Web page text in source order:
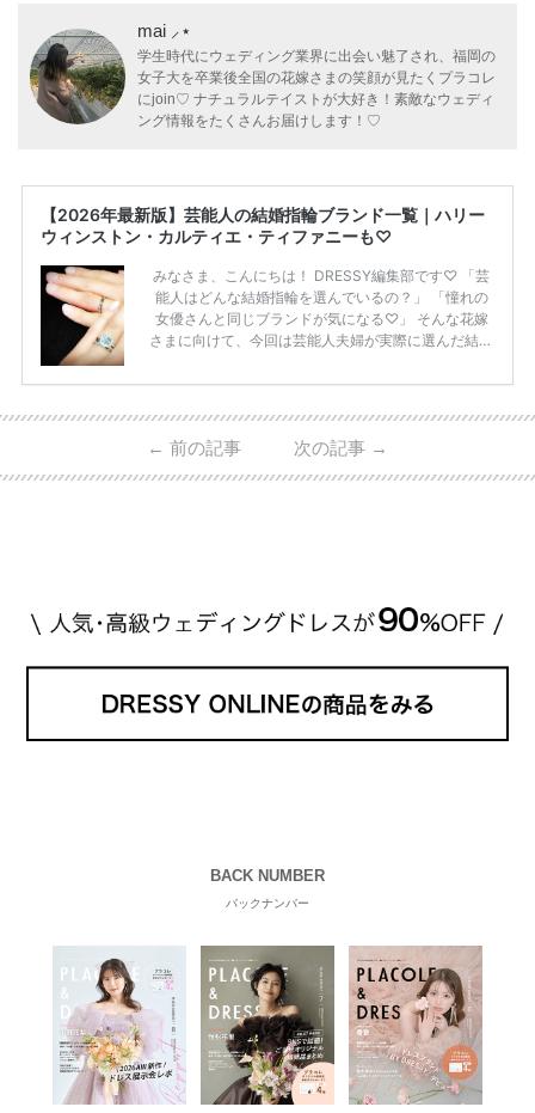
mai ⸝⋆
学生時代にウェディング業界に出会い魅了され、福岡の
女子大を卒業後全国の花嫁さまの笑顔が見たくプラコレ
にjoin♡ ナチュラルテイストが大好き！素敵なウェディ
ング情報をたくさんお届けします！♡
【2026年最新版】芸能人の結婚指輪ブランド一覧｜ハリー
ウィンストン・カルティエ・ティファニーも♡
みなさま、こんにちは！ DRESSY編集部です♡ 「芸
能人はどんな結婚指輪を選んでいるの？」 「憧れの
女優さんと同じブランドが気になる♡」 そんな花嫁
さまに向けて、今回は芸能人夫婦が実際に選んだ結婚
ーウィンストンやカルティエ、ティファニーなど世界
日本で人気のブランドまで幅広くご紹介。 さらに、
・愛用している芸能人夫婦 ・リングの特徴や魅力 ・
← 前の記事 次の記事 →
BACK NUMBER
バックナンバー